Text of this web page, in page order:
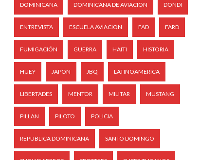
DOMINICANA DOMINICANA DE AVIACION DONDI
ENTREVISTA ESCUELA AVIACION FAD FARD
FUMIGACIÓN GUERRA HAITI HISTORIA
HUEY JAPON JBQ LATINOAMERICA
LIBERTADES MENTOR MILITAR MUSTANG
PILLAN PILOTO POLICIA
REPUBLICA DOMINICANA SANTO DOMINGO